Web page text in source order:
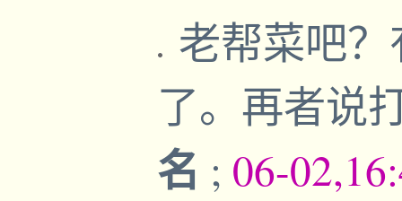
老帮菜吧
了。再者说
名 ; 06-